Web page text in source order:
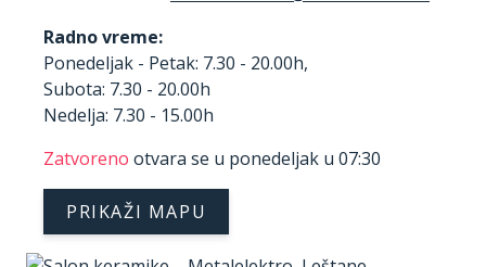
Radno vreme:
Ponedeljak - Petak: 7.30 - 20.00h,
Subota: 7.30 - 20.00h
Nedelja: 7.30 - 15.00h
Zatvoreno otvara se u ponedeljak u 07:30
PRIKAŽI MAPU